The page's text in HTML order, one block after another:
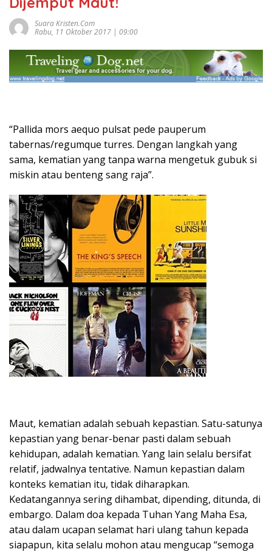
Suara Kristen.com
Rabu, 11 Oktober 2017 | 09:00
“Pallida mors aequo pulsat pede pauperum
tabernas/regumque turres. Dengan langkah yang
sama, kematian yang tanpa warna mengetuk gubuk si
miskin atau benteng sang raja”.
Maut, kematian adalah sebuah kepastian. Satu-satunya
kepastian yang benar-benar pasti dalam sebuah
kehidupan, adalah kematian. Yang lain selalu bersifat
relatif, jadwalnya tentative. Namun kepastian dalam
konteks kematian itu, tidak diharapkan.
Kedatangannya sering dihambat, dipending, ditunda, di
embargo. Dalam doa kepada Tuhan Yang Maha Esa,
atau dalam ucapan selamat hari ulang tahun kepada
siapapun, kita selalu mohon atau mengucap “semoga